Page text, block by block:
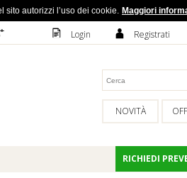
D Login A Registrati
NOVITÀ
RICHIEDI
sito autorizzi l’uso dei cookie. Maggiori